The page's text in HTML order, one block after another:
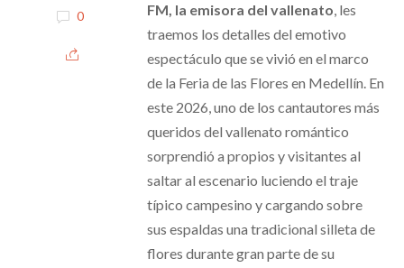
0
FM, la emisora del vallenato, les
traemos los detalles del emotivo
espectáculo que se vivió en el marco
de la Feria de las Flores en Medellín. En
este 2026, uno de los cantautores más
queridos del vallenato romántico
sorprendió a propios y visitantes al
saltar al escenario luciendo el traje
típico campesino y cargando sobre
sus espaldas una tradicional silleta de
flores durante gran parte de su